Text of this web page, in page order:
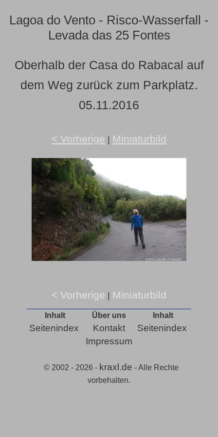
Lagoa do Vento - Risco-Wasserfall -
Levada das 25 Fontes
Oberhalb der Casa do Rabacal auf
dem Weg zurück zum Parkplatz.
05.11.2016
< Vorherige Miniaturbild
< Vorherige | Miniaturbild
Inhalt
Seitenindex
Über uns
Kontakt
Impressum
Inhalt
Seitenindex
© 2002 - 2026 - kraxl.de - Alle Rechte
vorbehalten.